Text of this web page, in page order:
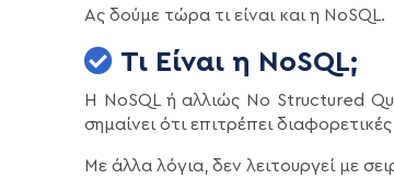
Ας δούμε τώρα τι είναι και η NoSQL.
Τι Είναι η NoSQL;
Η NoSQL ή αλλιώς No Structured
σημαίνει ότι επιτρέπει
Με άλλα λόγια, δεν λειτουργεί με